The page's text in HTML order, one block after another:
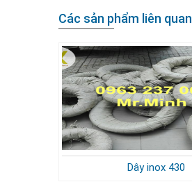
Các sản phẩm liên quan
Dây inox 430